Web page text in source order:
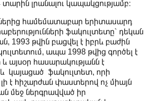
տարին լրանալու կապակցությամբ։
համեմատաբար երիտասարդ
ֆակուլտետը՝ դեկան
1993 թվին բացվել է իբրև բաժին
ապա 1998 թվից գործել է
այսօր հասարակությանն է
կայացած ֆակուլտետ, որի
լի է հիշարժան փաստերով ոչ միայն
մեջ ներգրավված իր